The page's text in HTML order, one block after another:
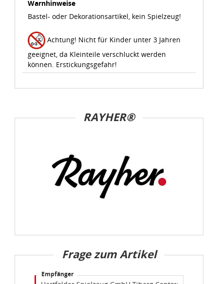
Verarbeitung von Daten in den USA eingehalten werden.
auf Ihrem Bildschirm anpassen und damit widerrufen.
idee+spiel Betriebs-GmbH
DatenschutzbestimmungenundImpressum
Warnhinweise
Bastel- oder Dekorationsartikel, kein Spielzeug!
Achtung! Nicht für Kinder unter 3 Jahren
geeignet, da Kleinteile verschluckt werden
können. Erstickungsgefahr!
RAYHER®
Frage zum Artikel
Empfänger